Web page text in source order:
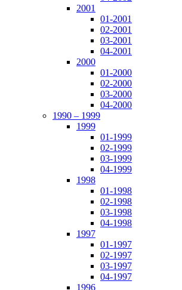
2001
01-2001
02-2001
03-2001
04-2001
2000
01-2000
02-2000
03-2000
04-2000
1990 – 1999
1999
01-1999
02-1999
03-1999
04-1999
1998
01-1998
02-1998
03-1998
04-1998
1997
01-1997
02-1997
03-1997
04-1997
1996